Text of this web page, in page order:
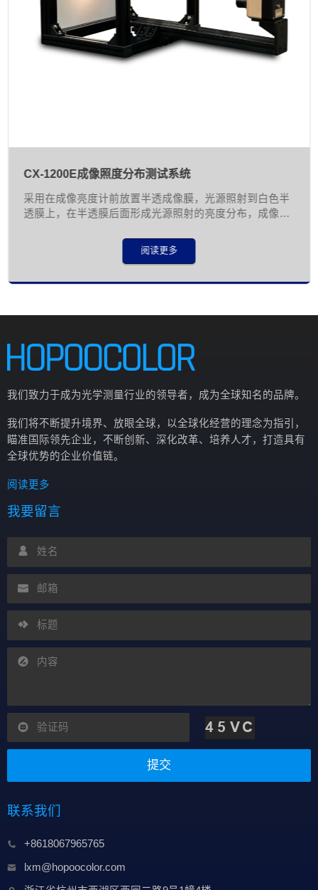
CX-1200E成像照度分布测试系统
采用在成像亮度计前放置半透成像膜，光源照射到白色半
透膜上，在半透膜后面形成光源照射的亮度分布，成像亮
应用于镜头成像特殊光源、小型LED光源等照度分布测
量，小功率激光光斑成像质量分析等。
阅读更多
我们致力于成为光学测量行业的领导者，成为全球知名的品牌。
我们将不断提升境界、放眼全球，以全球化经营的理念为指引，
瞄准国际领先企业，不断创新、深化改革、培养人才，打造具有
全球优势的企业价值链。
阅读更多
我要留言
提交
联系我们
+8618067965765
lxm@hopoocolor.com